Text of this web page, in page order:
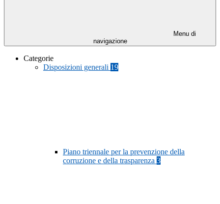
Menu di
navigazione
Categorie
Disposizioni generali 19
Piano triennale per la prevenzione della
corruzione e della trasparenza 3